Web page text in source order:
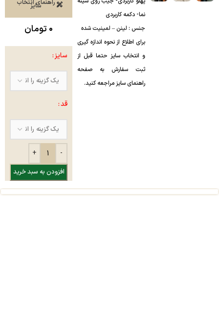
نما- دکمه کاربردی
جنس : لینن – لمینیت شده
برای اطلاع از نحوه اندازه گیری
و انتخاب سایز حتما قبل از
ثبت سفارش به صفحه
راهنمای سایز مراجعه کنید.
راهنمای انتخاب
سایز
۰ تومان
سایز
قد
افزودن به سبد خرید